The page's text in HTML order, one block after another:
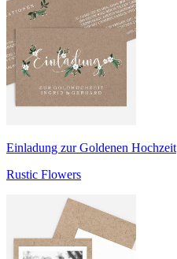
Einladung zur Goldenen Hochzeit
Rustic Flowers